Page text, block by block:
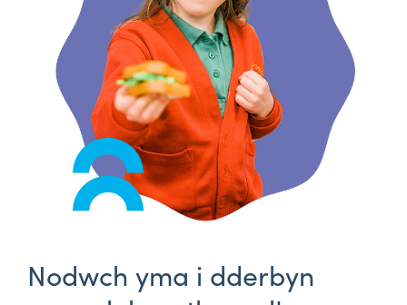
Nodwch yma i dderbyn